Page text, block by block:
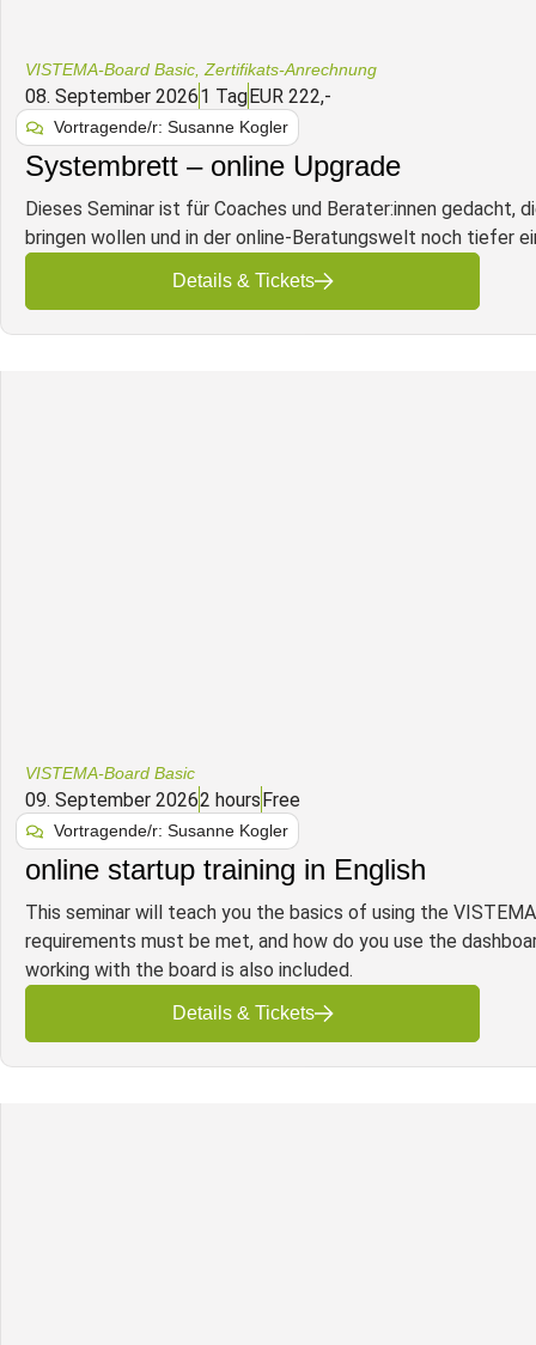
VISTEMA-Board Basic Zertifikats-Anrechnung
08. September 20261 Tag EUR 222,-
Vortragende/r: Susanne Kogler
Systembrett – online Upgrade
Dieses Seminar ist für Coaches und Berater:innen gedacht,
bringen wollen und in der online-Beratungswelt noch tiefer
Details & Tickets
VISTEMA-Board Basic
09. September 20262 hours Free
Vortragende/r: Susanne Kogler
online startup training in English
This seminar will teach you the basics of using the VISTEMA
requirements must be met, and how do you use the
working with the board is also included.
Details & Tickets